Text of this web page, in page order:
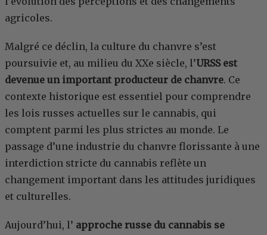
agricoles.
Malgré ce déclin, la culture du chanvre s’est
poursuivie et, au milieu du XXe siècle, l’URSS est
devenue un important producteur de chanvre. Ce
contexte historique est essentiel pour comprendre
les lois russes actuelles sur le cannabis, qui
comptent parmi les plus strictes au monde. Le
passage d’une industrie du chanvre florissante à une
interdiction stricte du cannabis reflète un
changement important dans les attitudes juridiques
et culturelles.
Aujourd’hui, l’ approche russe du cannabis se